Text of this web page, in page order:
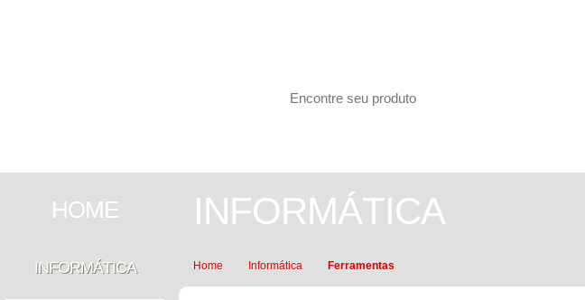
HOME
INFORMÁTICA
INFORMÁTICA
Home Informática Ferramentas